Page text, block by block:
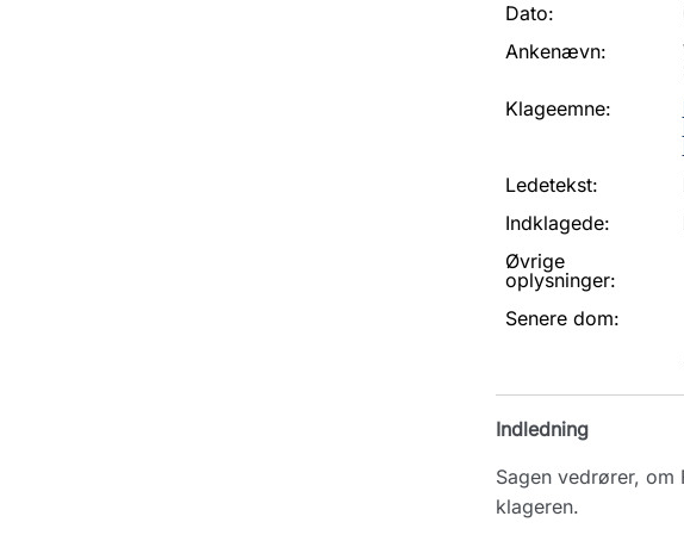
Dato:
Ankenævn:
Klageemne:
Ledetekst:
Indklagede:
Øvrige
oplysninger:
Senere dom:
Indledning
Sagen vedrører,
klageren.